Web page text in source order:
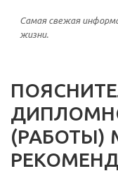
Самая свежая
жизни.
(РАБОТЫ)